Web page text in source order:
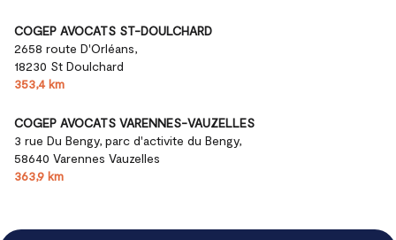
COGEP AVOCATS ST-DOULCHARD
2658 route D'Orléans,
18230 St Doulchard
353,4 km
COGEP AVOCATS VARENNES-VAUZELLES
3 rue Du Bengy, parc d'activite du Bengy,
58640 Varennes Vauzelles
363,9 km